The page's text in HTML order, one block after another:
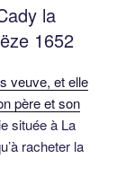
la
1652
veuve, et elle
père et son
située à La
racheter la